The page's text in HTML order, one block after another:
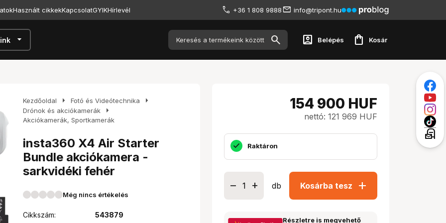
Használt cikkekKapcsolatGYIKHírlevél +36 1 808 9888 info@tripont.hu
arrow_drop_down account_box Belépés shopping_bag Kosár
Kezdőoldal arrow_right Fotó és Videótechnika arrow_right
Drónok és akciókamerák arrow_right
Akciókamerák, Sportkamerák
insta360 X4 Air Starter
Bundle akciókamera -
sarkvidéki fehér
Még nincs értékelés
Cikkszám:
543879
154 900 HUF
nettó: 121 969 HUF
Raktáron
db Kosárba tesz add
Részletre is megvehető
local_post_office